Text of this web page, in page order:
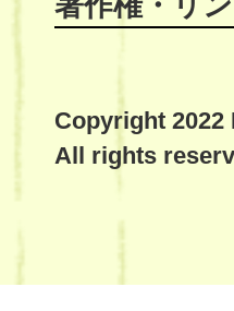
Copyright 2022
All rights